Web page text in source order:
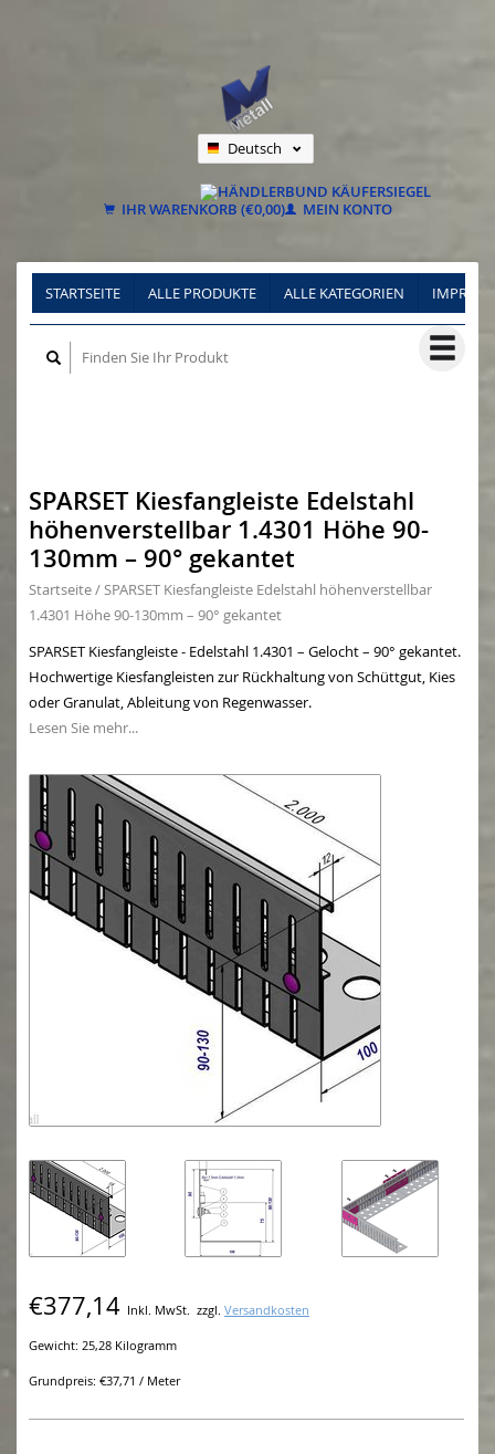
Deutsch
Français
IHR WARENKORB (€0,00) MEIN KONTO
STARTSEITE ALLE PRODUKTE ALLE KATEGORIEN
SPARSET Kiesfangleiste Edelstahl
höhenverstellbar 1.4301 Höhe 90-
130mm – 90° gekantet
Startseite/SPARSET Kiesfangleiste Edelstahl höhenverstellbar
1.4301 Höhe 90-130mm – 90° gekantet
SPARSET Kiesfangleiste - Edelstahl 1.4301 – Gelocht – 90° gekantet.
Hochwertige Kiesfangleisten zur Rückhaltung von Schüttgut, Kies
oder Granulat, Ableitung von Regenwasser.
Lesen Sie mehr...
€377,14 Inkl. MwSt. zzgl. Versandkosten
Gewicht: 25,28 Kilogramm
Grundpreis: €37,71 / Meter